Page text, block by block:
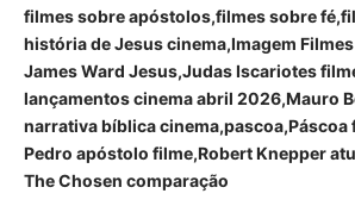
filmes sobre apóstolos filmes sobre fé
história de Jesus cinema Imagem
James Ward Jesus Judas Iscariotes
lançamentos cinema abril 2026 Mauro
narrativa bíblica cinema pascoa Páscoa
Pedro apóstolo filme Robert Knepper
The Chosen comparação